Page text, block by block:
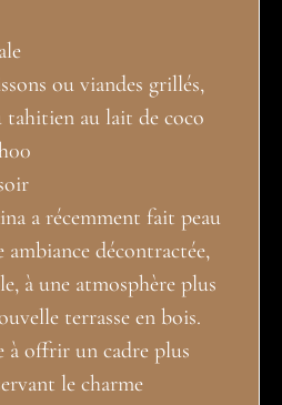
ou viandes grillés,
tahitien au lait de coco
a récemment fait peau
ambiance décontractée,
à une atmosphère plus
terrasse en bois.
à offrir un cadre plus
le charme